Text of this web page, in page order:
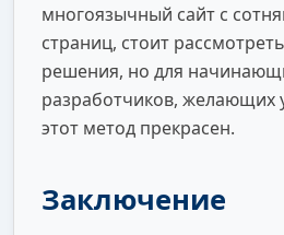
многоязычный сайт с
страниц, стоит
решения, но для
разработчиков, желающих
этот метод прекрасен.
Заключение